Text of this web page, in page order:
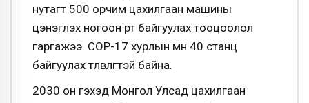
нутагт 500 орчим цахилгаан машины
цэнэглэх ногоон өртөө байгуулах тооцоолол
гаргажээ. COP-17 хурлын өмнө 40 станц
байгуулах төлөвлөгөөтэй байна.
2030 он гэхэд Монгол Улсад цахилгаан